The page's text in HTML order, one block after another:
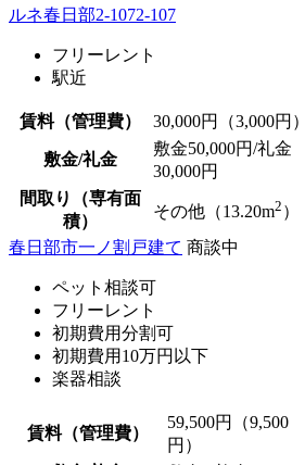
ルネ春日部2-1072-107
フリーレント
駅近
賃料（管理費） 30,000円（3,000円）
敷金/礼金
敷金50,000円/礼金
30,000円
間取り（専有面
積）
その他（13.20m2 ）
春日部市一ノ割戸建て 商談中
ペット相談可
フリーレント
初期費用分割可
初期費用10万円以下
楽器相談
賃料（管理費）
59,500円（9,500
円）